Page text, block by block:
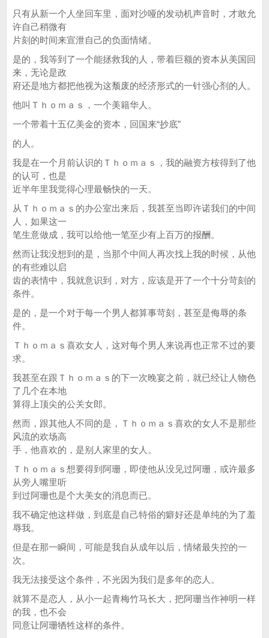
只有从新一个人坐回车里，面对沙哑的发动机声音时，才敢允
许自己稍微有
片刻的时间来宣泄自己的负面情绪。
是的，我等到了一个能拯救我的人，带着巨额的资本从美国回
来，无论是政
府还是地方都把他视为这颓废的经济形式的一针强心剂的人。
他叫Ｔｈｏｍａｓ，一个美籍华人。
一个带着十五亿美金的资本，回国来“抄底”
的人。
我是在一个月前认识的Ｔｈｏｍａｓ，我的融资方桉得到了他
的认可，也是
近半年里我觉得心理最畅快的一天。
从Ｔｈｏｍａｓ的办公室出来后，我甚至当即许诺我们的中间
人，如果这一
笔生意做成，我可以给他一笔至少有上百万的报酬。
然而让我没想到的是，当那个中间人再次找上我的时候，从他
的有些难以启
齿的表情中，我就意识到，对方，应该是开了一个十分苛刻的
条件。
是的，是一个对于每一个男人都算事苛刻，甚至是侮辱的条
件。
Ｔｈｏｍａｓ喜欢女人，这对每个男人来说再也正常不过的要
求。
我甚至在跟Ｔｈｏｍａｓ的下一次晚宴之前，就已经让人物色
了几个在本地
算得上顶尖的公关女郎。
然而，跟其他人不同的是，Ｔｈｏｍａｓ喜欢的女人不是那些
风流的欢场高
手，他喜欢的，是别人家里的女人。
Ｔｈｏｍａｓ想要得到阿珊，即使他从没见过阿珊，或许最多
从旁人嘴里听
到过阿珊也是个大美女的消息而已。
我不确定他这样做，到底是自己特俗的癖好还是单纯的为了羞
辱我。
但是在那一瞬间，可能是我自从成年以后，情绪最失控的一
次。
我无法接受这个条件，不光因为我们是多年的恋人。
就算不是恋人，从小一起青梅竹马长大，把阿珊当作神明一样
的我，也不会
同意让阿珊牺牲这样的条件。